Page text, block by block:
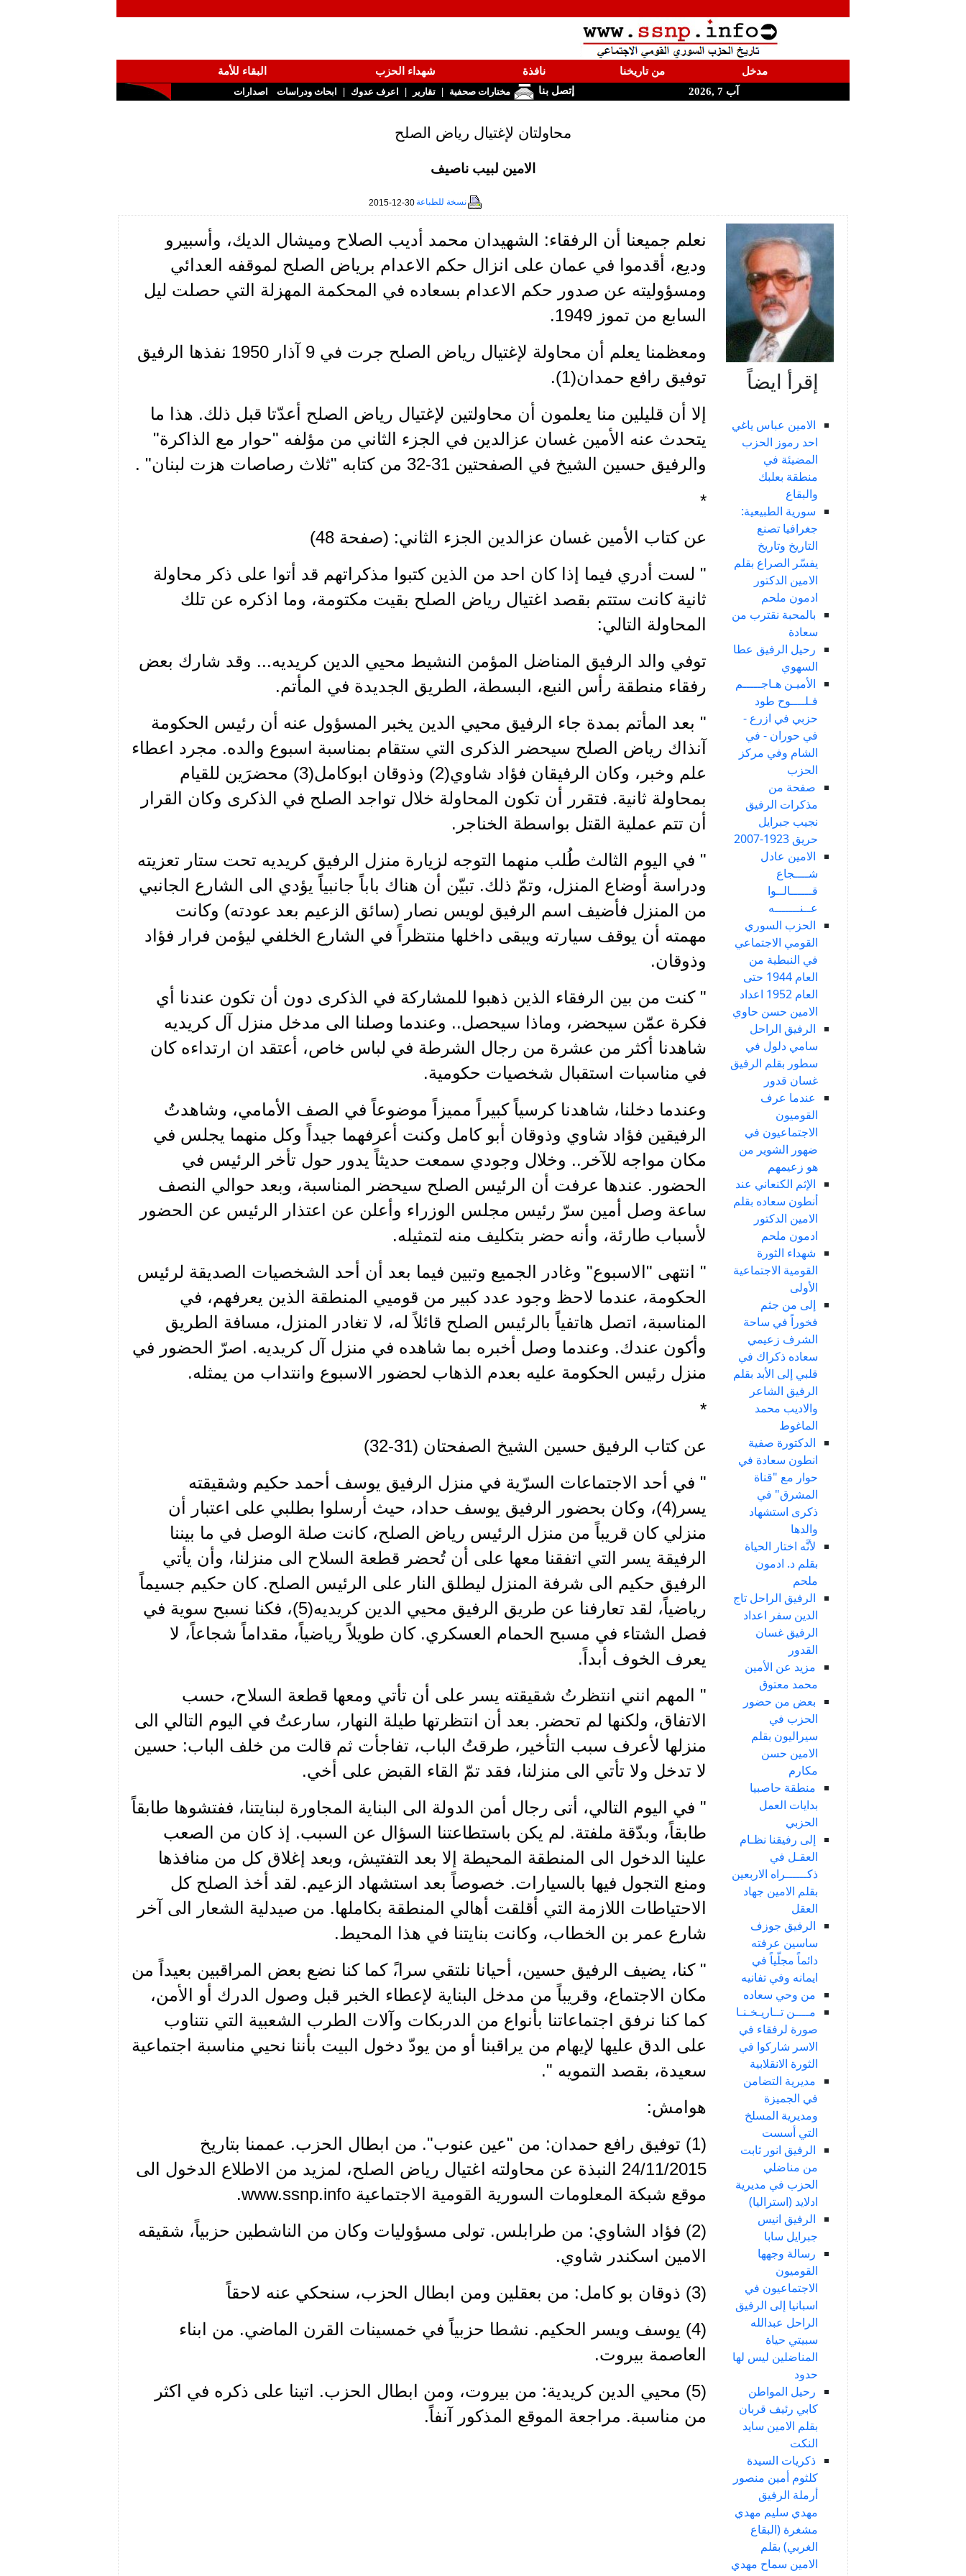
مدخل من تاريخنا نافذة شهداء الحزب
البقاء للأمة
آب 7 ,2026
إتصل بنا مختارات صحفية | تقارير | اعرف عدوك | ابحاث ودراسات اصدارات
محاولتان لإغتيال رياض الصلح
الامين لبيب ناصيف
نسخة للطباعة2015-12-30
إقرأ ايضاً
الامين عباس ياغي
احد رموز الحزب
المضيئة في
منطقة بعلبك
والبقاع
سورية الطبيعية:
جغرافيا تصنع
التاريخ وتاريخ
يفسّر الصراع بقلم
الامين الدكتور
ادمون ملحم
بالمحبة نقترب من
سعادة
رحيل الرفيق عطا
السهوي
الأميـن هـاجـــــم
فـلــــوح طود
حزبي في ازرع -
في حوران - في
الشام وفي مركز
الحزب
صفحة من
مذكرات الرفيق
نجيب جبرايل
حريق 1923-2007
الامين عادل
شــــجاع
قــــــالــوا
عــنـــــــه
الحزب السوري
القومي الاجتماعي
في النبطية من
العام 1944 حتى
العام 1952 اعداد
الامين حسن حاوي
الرفيق الراحل
سامي دلول في
سطور بقلم الرفيق
غسان قدور
عندما عرف
القوميون
الاجتماعيون في
ضهور الشوير من
هو زعيمهم
الإثم الكنعاني عند
أنطون سعاده بقلم
الامين الدكتور
ادمون ملحم
شهداء الثورة
القومية الاجتماعية
الأولى
إلى من جثم
فخوراً في ساحة
الشرف زعيمي
سعاده ذكراك في
قلبي إلى الأبد بقلم
الرفيق الشاعر
والاديب محمد
الماغوط
الدكتورة صفية
انطون سعادة في
حوار مع "قناة
المشرق" في
ذكرى استشهاد
والدها
لأنَّه اختار الحياة
بقلم د. ادمون
ملحم
الرفيق الراحل تاج
الدين سفر اعداد
الرفيق غسان
القدور
مزيد عن الأمين
محمد معتوق
بعض من حضور
الحزب في
سيراليون بقلم
الامين حسن
مكارم
منطقة حاصبيا
بدايات العمل
الحزبي
إلى رفيقنا نظـام
العقـل في
ذكــــــراه الاربعين
بقلم الامين جهاد
العقل
الرفيق جوزف
ساسين عرفته
دائماً مجلّياً في
ايمانه وفي تفانيه
من وحي سعاده
مــــن تــاريـخـنـا
صورة لرفقاء في
الاسر شاركوا في
الثورة الانقلابية
مديرية التضامن
في الجميزة
ومديرية المسلخ
التي أسست
الرفيق انور ثابت
من مناضلي
الحزب في مديرية
ادلايد (استراليا)
الرفيق انيس
جبرايل سابا
رسالة وجهها
القوميون
الاجتماعيون في
اسبانيا إلى الرفيق
الراحل عبدالله
سبيتي حياة
المناضلين ليس لها
حدود
رحيل المواطن
كابي رئيف قربان
بقلم الامين سايد
النكت
ذكريات السيدة
كلثوم أمين منصور
أرملة الرفيق
مهدي سليم مهدي
مشغرة (البقاع
الغربي) بقلم
الامين سماح مهدي
نعلم جميعنا أن الرفقاء: الشهيدان محمد أديب الصلاح وميشال الديك، وأسبيرو
وديع، أقدموا في عمان على انزال حكم الاعدام برياض الصلح لموقفه العدائي
ومسؤوليته عن صدور حكم الاعدام بسعاده في المحكمة المهزلة التي حصلت ليل
السابع من تموز 1949.
ومعظمنا يعلم أن محاولة لإغتيال رياض الصلح جرت في 9 آذار 1950 نفذها الرفيق
توفيق رافع حمدان(1).
إلا أن قليلين منا يعلمون أن محاولتين لإغتيال رياض الصلح أعدّتا قبل ذلك. هذا ما
يتحدث عنه الأمين غسان عزالدين في الجزء الثاني من مؤلفه "حوار مع الذاكرة"
والرفيق حسين الشيخ في الصفحتين 31-32 من كتابه "ثلاث رصاصات هزت لبنان" .
*
عن كتاب الأمين غسان عزالدين الجزء الثاني: (صفحة 48)
" لست أدري فيما إذا كان احد من الذين كتبوا مذكراتهم قد أتوا على ذكر محاولة
ثانية كانت ستتم بقصد اغتيال رياض الصلح بقيت مكتومة، وما اذكره عن تلك
المحاولة التالي:
توفي والد الرفيق المناضل المؤمن النشيط محيي الدين كريديه... وقد شارك بعض
رفقاء منطقة رأس النبع، البسطة، الطريق الجديدة في المأتم.
" بعد المأتم بمدة جاء الرفيق محيي الدين يخبر المسؤول عنه أن رئيس الحكومة
آنذاك رياض الصلح سيحضر الذكرى التي ستقام بمناسبة اسبوع والده. مجرد اعطاء
علم وخبر، وكان الرفيقان فؤاد شاوي(2) وذوقان ابوكامل(3) محضرَين للقيام
بمحاولة ثانية. فتقرر أن تكون المحاولة خلال تواجد الصلح في الذكرى وكان القرار
أن تتم عملية القتل بواسطة الخناجر.
" في اليوم الثالث طُلب منهما التوجه لزيارة منزل الرفيق كريديه تحت ستار تعزيته
ودراسة أوضاع المنزل، وتمّ ذلك. تبيّن أن هناك باباً جانبياً يؤدي الى الشارع الجانبي
من المنزل فأضيف اسم الرفيق لويس نصار (سائق الزعيم بعد عودته) وكانت
مهمته أن يوقف سيارته ويبقى داخلها منتظراً في الشارع الخلفي ليؤمن فرار فؤاد
وذوقان.
" كنت من بين الرفقاء الذين ذهبوا للمشاركة في الذكرى دون أن تكون عندنا أي
فكرة عمّن سيحضر، وماذا سيحصل.. وعندما وصلنا الى مدخل منزل آل كريديه
شاهدنا أكثر من عشرة من رجال الشرطة في لباس خاص، أعتقد ان ارتداءه كان
في مناسبات استقبال شخصيات حكومية.
وعندما دخلنا، شاهدنا كرسياً كبيراً مميزاً موضوعاً في الصف الأمامي، وشاهدتُ
الرفيقين فؤاد شاوي وذوقان أبو كامل وكنت أعرفهما جيداً وكل منهما يجلس في
مكان مواجه للآخر.. وخلال وجودي سمعت حديثاً يدور حول تأخر الرئيس في
الحضور. عندها عرفت أن الرئيس الصلح سيحضر المناسبة، وبعد حوالي النصف
ساعة وصل أمين سرّ رئيس مجلس الوزراء وأعلن عن اعتذار الرئيس عن الحضور
لأسباب طارئة، وأنه حضر بتكليف منه لتمثيله.
" انتهى "الاسبوع" وغادر الجميع وتبين فيما بعد أن أحد الشخصيات الصديقة لرئيس
الحكومة، عندما لاحظ وجود عدد كبير من قوميي المنطقة الذين يعرفهم، في
المناسبة، اتصل هاتفياً بالرئيس الصلح قائلاً له، لا تغادر المنزل، مسافة الطريق
وأكون عندك. وعندما وصل أخبره بما شاهده في منزل آل كريديه. اصرّ الحضور في
منزل رئيس الحكومة عليه بعدم الذهاب لحضور الاسبوع وانتداب من يمثله.
*
عن كتاب الرفيق حسين الشيخ الصفحتان (31-32)
" في أحد الاجتماعات السرّية في منزل الرفيق يوسف أحمد حكيم وشقيقته
يسر(4)، وكان بحضور الرفيق يوسف حداد، حيث أرسلوا بطلبي على اعتبار أن
منزلي كان قريباً من منزل الرئيس رياض الصلح، كانت صلة الوصل في ما بيننا
الرفيقة يسر التي اتفقنا معها على أن تُحضر قطعة السلاح الى منزلنا، وأن يأتي
الرفيق حكيم الى شرفة المنزل ليطلق النار على الرئيس الصلح. كان حكيم جسيماً
رياضياً، لقد تعارفنا عن طريق الرفيق محيي الدين كريديه(5)، فكنا نسبح سوية في
فصل الشتاء في مسبح الحمام العسكري. كان طويلاً رياضياً، مقداماً شجاعاً، لا
يعرف الخوف أبداً.
" المهم انني انتظرتُ شقيقته يسر على أن تأتي ومعها قطعة السلاح، حسب
الاتفاق، ولكنها لم تحضر. بعد أن انتظرتها طيلة النهار، سارعتُ في اليوم التالي الى
منزلها لأعرف سبب التأخير، طرقتُ الباب، تفاجأت ثم قالت من خلف الباب: حسين
لا تدخل ولا تأتي الى منزلنا، فقد تمّ القاء القبض على أخي.
" في اليوم التالي، أتى رجال أمن الدولة الى البناية المجاورة لبنايتنا، ففتشوها طابقاً
طابقاً، وبدّقة ملفتة. لم يكن باستطاعتنا السؤال عن السبب. إذ كان من الصعب
علينا الدخول الى المنطقة المحيطة إلا بعد التفتيش، وبعد إغلاق كل من منافذها
ومنع التجول فيها بالسيارات. خصوصاً بعد استشهاد الزعيم. لقد أخذ الصلح كل
الاحتياطات اللازمة التي أقلقت أهالي المنطقة بكاملها. من صيدلية الشعار الى آخر
شارع عمر بن الخطاب، وكانت بنايتنا في هذا المحيط.
" كنا، يضيف الرفيق حسين، أحيانا نلتقي سرا،ً كما كنا نضع بعض المراقبين بعيداً من
مكان الاجتماع، وقريباً من مدخل البناية لإعطاء الخبر قبل وصول الدرك أو الأمن،
كما كنا نرفق اجتماعاتنا بأنواع من الدربكات وآلات الطرب الشعبية التي نتناوب
على الدق عليها لإيهام من يراقبنا أو من يودّ دخول البيت بأننا نحيي مناسبة اجتماعية
سعيدة، بقصد التمويه ".
هوامش:
(1) توفيق رافع حمدان: من "عين عنوب". من ابطال الحزب. عممنا بتاريخ
24/11/2015 النبذة عن محاولته اغتيال رياض الصلح، لمزيد من الاطلاع الدخول الى
موقع شبكة المعلومات السورية القومية الاجتماعية www.ssnp.info.
(2) فؤاد الشاوي: من طرابلس. تولى مسؤوليات وكان من الناشطين حزبياً، شقيقه
الامين اسكندر شاوي.
(3) ذوقان بو كامل: من بعقلين ومن ابطال الحزب، سنحكي عنه لاحقاً
(4) يوسف ويسر الحكيم. نشطا حزبياً في خمسينات القرن الماضي. من ابناء
العاصمة بيروت.
(5) محيي الدين كريدية: من بيروت، ومن ابطال الحزب. اتينا على ذكره في اكثر
من مناسبة. مراجعة الموقع المذكور آنفاً.